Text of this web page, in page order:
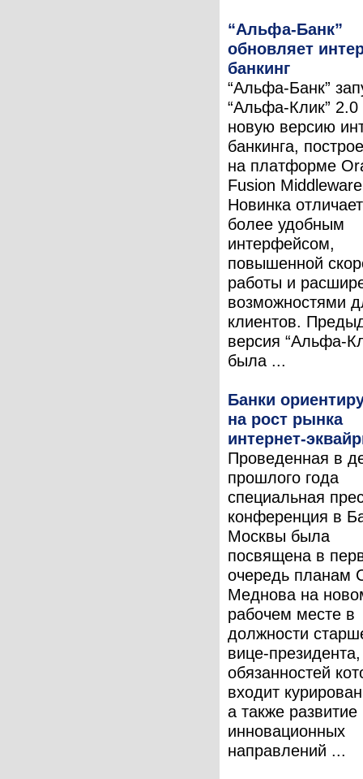
“Альфа-Банк”
обновляет
банкинг
“Альфа-Банк”
“Альфа-Клик”
новую версию
банкинга,
на платформе
Fusion
Новинка
более удобным
интерфейсом,
повышенной
работы и
возможностями
клиентов.
версия “Альфа-
была ...
Банки
на рост рынка
интернет-
Проведенная в
прошлого года
специальная
конференция в
Москвы была
посвящена в
очередь планам
Меднова на
рабочем месте в
должности
вице-президента,
обязанностей
входит
а также развитие
инновационных
направлений ...